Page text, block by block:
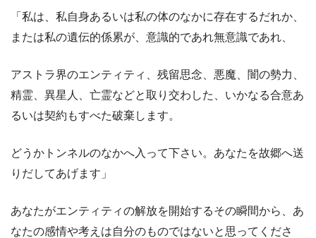
「私は、私自身あるいは私の体のなかに存在するだれか、
または私の遺伝的係累が、意識的であれ無意識であれ、
アストラ界のエンティティ、残留思念、悪魔、闇の勢力、
精霊、異星人、亡霊などと取り交わした、いかなる合意あ
るいは契約もすべた破棄します。
どうかトンネルのなかへ入って下さい。あなたを故郷へ送
りだしてあげます」
あなたがエンティティの解放を開始するその瞬間から、あ
なたの感情や考えは自分のものではないと思ってくださ